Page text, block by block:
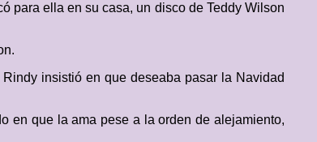
para ella en su casa, un disco de Teddy Wilson
insistió en que deseaba pasar la Navidad
en que la ama pese a la orden de alejamiento,